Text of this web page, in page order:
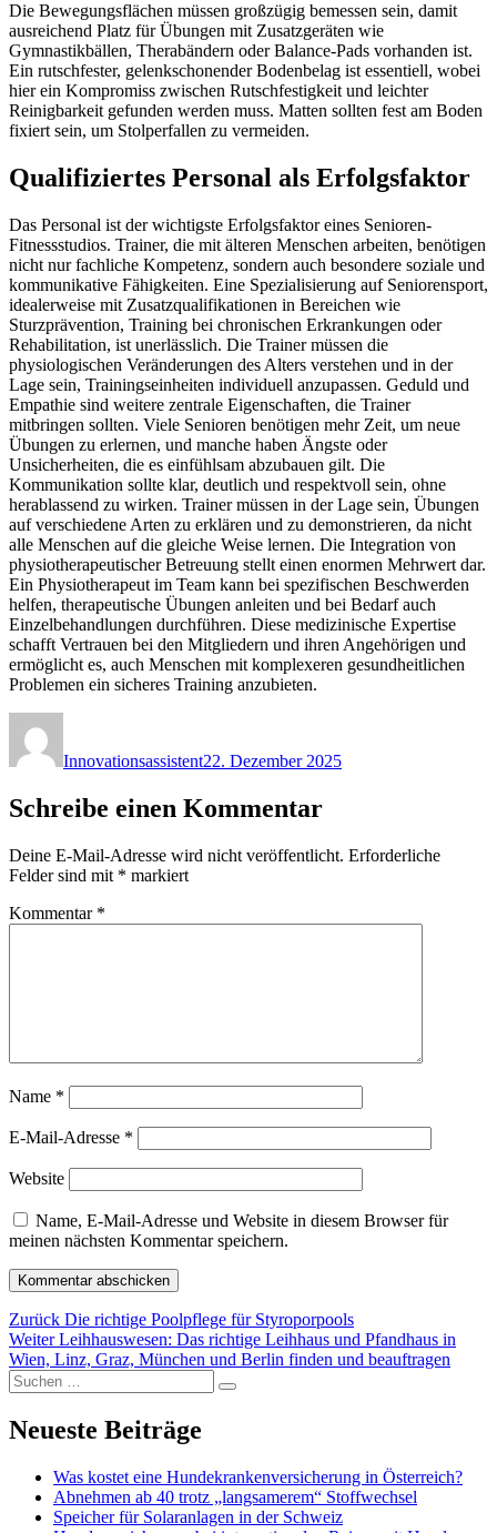
Die Bewegungsflächen müssen großzügig bemessen sein, damit
ausreichend Platz für Übungen mit Zusatzgeräten wie
Gymnastikbällen, Therabändern oder Balance-Pads vorhanden ist.
Ein rutschfester, gelenkschonender Bodenbelag ist essentiell, wobei
hier ein Kompromiss zwischen Rutschfestigkeit und leichter
Reinigbarkeit gefunden werden muss. Matten sollten fest am Boden
fixiert sein, um Stolperfallen zu vermeiden.
Qualifiziertes Personal als Erfolgsfaktor
Das Personal ist der wichtigste Erfolgsfaktor eines Senioren-
Fitnessstudios. Trainer, die mit älteren Menschen arbeiten, benötigen
nicht nur fachliche Kompetenz, sondern auch besondere soziale und
kommunikative Fähigkeiten. Eine Spezialisierung auf Seniorensport,
idealerweise mit Zusatzqualifikationen in Bereichen wie
Sturzprävention, Training bei chronischen Erkrankungen oder
Rehabilitation, ist unerlässlich. Die Trainer müssen die
physiologischen Veränderungen des Alters verstehen und in der
Lage sein, Trainingseinheiten individuell anzupassen. Geduld und
Empathie sind weitere zentrale Eigenschaften, die Trainer
mitbringen sollten. Viele Senioren benötigen mehr Zeit, um neue
Übungen zu erlernen, und manche haben Ängste oder
Unsicherheiten, die es einfühlsam abzubauen gilt. Die
Kommunikation sollte klar, deutlich und respektvoll sein, ohne
herablassend zu wirken. Trainer müssen in der Lage sein, Übungen
auf verschiedene Arten zu erklären und zu demonstrieren, da nicht
alle Menschen auf die gleiche Weise lernen. Die Integration von
physiotherapeutischer Betreuung stellt einen enormen Mehrwert dar.
Ein Physiotherapeut im Team kann bei spezifischen Beschwerden
helfen, therapeutische Übungen anleiten und bei Bedarf auch
Einzelbehandlungen durchführen. Diese medizinische Expertise
schafft Vertrauen bei den Mitgliedern und ihren Angehörigen und
ermöglicht es, auch Menschen mit komplexeren gesundheitlichen
Problemen ein sicheres Training anzubieten.
Innovationsassistent22. Dezember 2025
Schreibe einen Kommentar
Deine E-Mail-Adresse wird nicht veröffentlicht. Erforderliche
Felder sind mit * markiert
Kommentar *
Name *
E-Mail-Adresse *
Website
Name, E-Mail-Adresse und Website in diesem Browser für
meinen nächsten Kommentar speichern.
Beitragsnavigation
Zurück Vorheriger
Beitrag:
Die richtige Poolpflege für Styroporpools
Weiter Nächster
Beitrag:
Leihhauswesen: Das richtige Leihhaus und Pfandhaus in
Wien, Linz, Graz, München und Berlin finden und beauftragen
Suchen
nach:
Suchen
Neueste Beiträge
Was kostet eine Hundekrankenversicherung in Österreich?
Abnehmen ab 40 trotz „langsamerem“ Stoffwechsel
Speicher für Solaranlagen in der Schweiz